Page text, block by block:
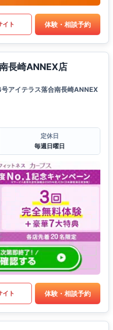
イト 体験・相談予約
長崎ANNEX店
アイテラス落合南長崎ANNEX
定休日
毎週日曜日
イト 体験・相談予約